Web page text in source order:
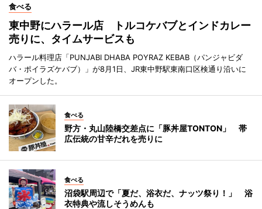
食べる
東中野にハラール店 トルコケバブとインドカレー
売りに、タイムサービスも
ハラール料理店「PUNJABI DHABA POYRAZ KEBAB（パンジャビダ
バ・ポイラズケバブ）」が8月1日、JR東中野駅東南口区検通り沿いに
オープンした。
食べる
野方・丸山陸橋交差点に「豚丼屋TONTON」 帯
広伝統の甘辛だれを売りに
食べる
沼袋駅周辺で「夏だ、浴衣だ、ナッツ祭り！」 浴
衣特典や流しそうめんも